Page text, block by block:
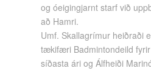
og óeigingjarnt starf við
að Hamri.
Umf. Skallagrímur heiðraði
tækifæri Badmintondeild
síðasta ári og Álfheiði